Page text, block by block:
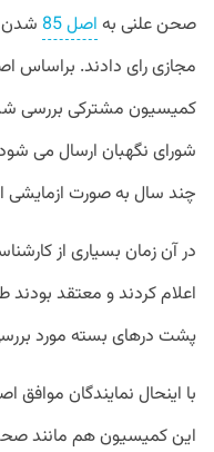
صحن علنی به اصل 85 شدن
کمیسیون مشترکی بررسی
شورای نگهبان ارسال می
چند سال به صورت ازمایشی
در آن زمان بسیاری از
اعلام کردند و معتقد بودند
پشت درهای بسته مورد
این کمیسیون هم مانند